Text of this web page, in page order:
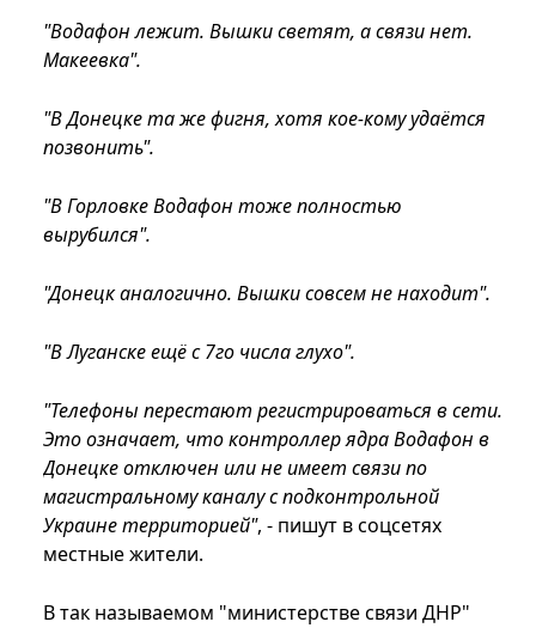
"Водафон лежит. Вышки светят, а связи нет.
Макеевка".
"В Донецке та же фигня, хотя кое-кому удаётся
позвонить".
"В Горловке Водафон тоже полностью
вырубился".
"Донецк аналогично. Вышки совсем не находит".
"В Луганске ещё с 7го числа глухо".
"Телефоны перестают регистрироваться в сети.
Это означает, что контроллер ядра Водафон в
Донецке отключен или не имеет связи по
магистральному каналу с подконтрольной
Украине территорией", - пишут в соцсетях
местные жители.
В так называемом "министерстве связи ДНР"